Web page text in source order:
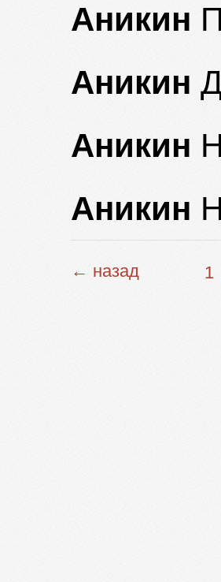
Аникин
Аникин
Аникин
Аникин
← назад 1